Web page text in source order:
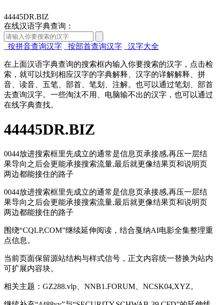
44445DR.BIZ
在线汉语字典查询：
按拼音查询汉字 按部首查询汉字 汉字大全
在上面汉语字典查询的搜索框内输入你要搜索的汉字，点击检
索，就可以找到相应汉字的字典解释、汉字的详解解释、拼
音、读音、五笔、部首、笔划、注解。也可以通过笔划、部首
去查询汉字。一些淘汰不用、电脑输不出的汉字，也可以通过
在线字典查找。
44445DR.BIZ
0044放进搜索框里先成立的通常是信息页承接感,再压一层结
果导向之后会更能承接搜索流量,最后就更像结果页和说明页
两边都能接住的路子
0044放进搜索框里先成立的通常是信息页承接感,再压一层结
果导向之后会更能承接搜索流量,最后就更像结果页和说明页
两边都能接住的路子
围绕“CQLP,COM”继续延伸阅读，结合戛纳AI电影全集整理重
点信息。
当前页面保留源站结构与样式信号，正文内容统一替换为站内
可扩展内容块。
相关主题：GZ288.vlp、NNB1.FORUM、NCSK04,XYZ。